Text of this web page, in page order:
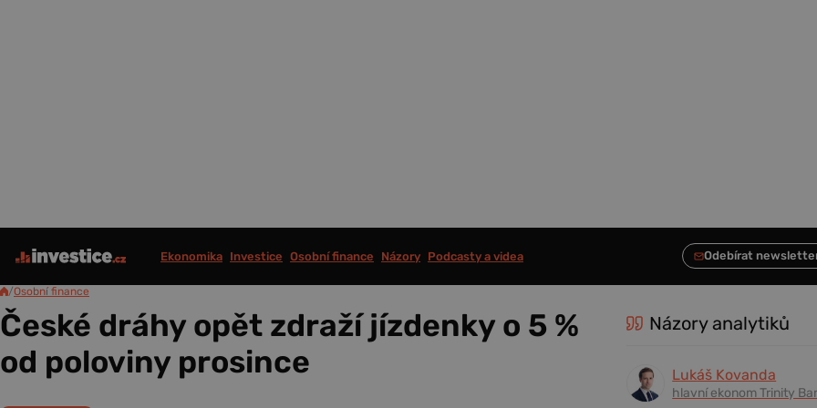
Ekonomika Investice Osobní finance Názory Podcasty a videa
/Osobní finance
České dráhy opět zdraží jízdenky o 5 %
od poloviny prosince
Názory analytiků
Lukáš Kovanda
hlavní ekonom Trinity